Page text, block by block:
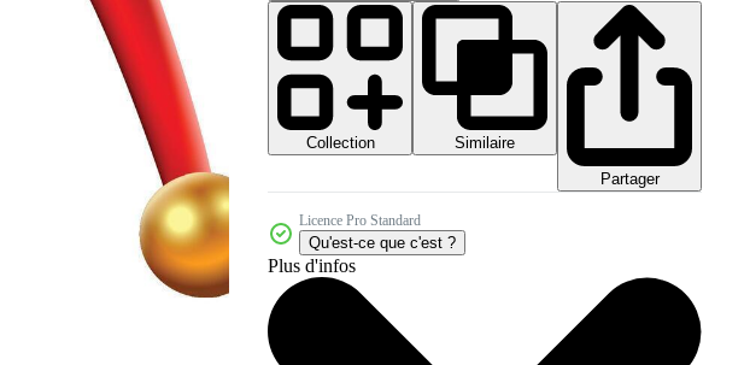
Collection
Similaire
Partager
Licence Pro Standard
Qu'est-ce que c'est ?
Plus d'infos